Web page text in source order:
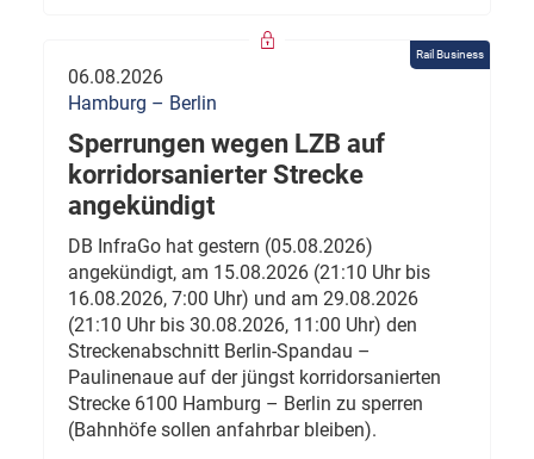
Rail Business
06.08.2026
Hamburg – Berlin
Sperrungen wegen LZB auf
korridorsanierter Strecke
angekündigt
DB InfraGo hat gestern (05.08.2026)
angekündigt, am 15.08.2026 (21:10 Uhr bis
16.08.2026, 7:00 Uhr) und am 29.08.2026
(21:10 Uhr bis 30.08.2026, 11:00 Uhr) den
Streckenabschnitt Berlin-Spandau –
Paulinenaue auf der jüngst korridorsanierten
Strecke 6100 Hamburg – Berlin zu sperren
(Bahnhöfe sollen anfahrbar bleiben).